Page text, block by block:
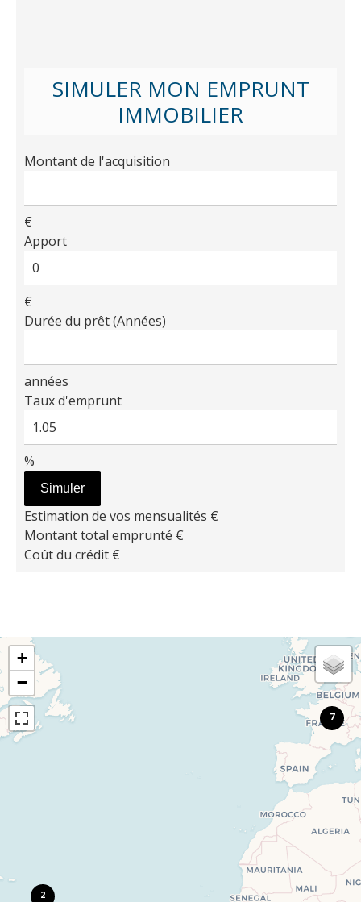
SIMULER MON EMPRUNT
IMMOBILIER
Montant de l'acquisition
€
Apport
€
Durée du prêt (Années)
années
Taux d'emprunt
%
Simuler
Estimation de vos mensualités €
Montant total emprunté €
Coût du crédit €
2
7
+
−